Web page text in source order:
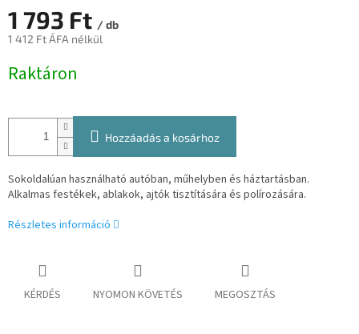
1 793 Ft / db
1 412 Ft ÁFA nélkül
Raktáron
Hozzáadás a kosárhoz
Sokoldalúan használható autóban, műhelyben és háztartásban.
Alkalmas festékek, ablakok, ajtók tisztítására és polírozására.
Részletes információ
KÉRDÉS NYOMON KÖVETÉS MEGOSZTÁS